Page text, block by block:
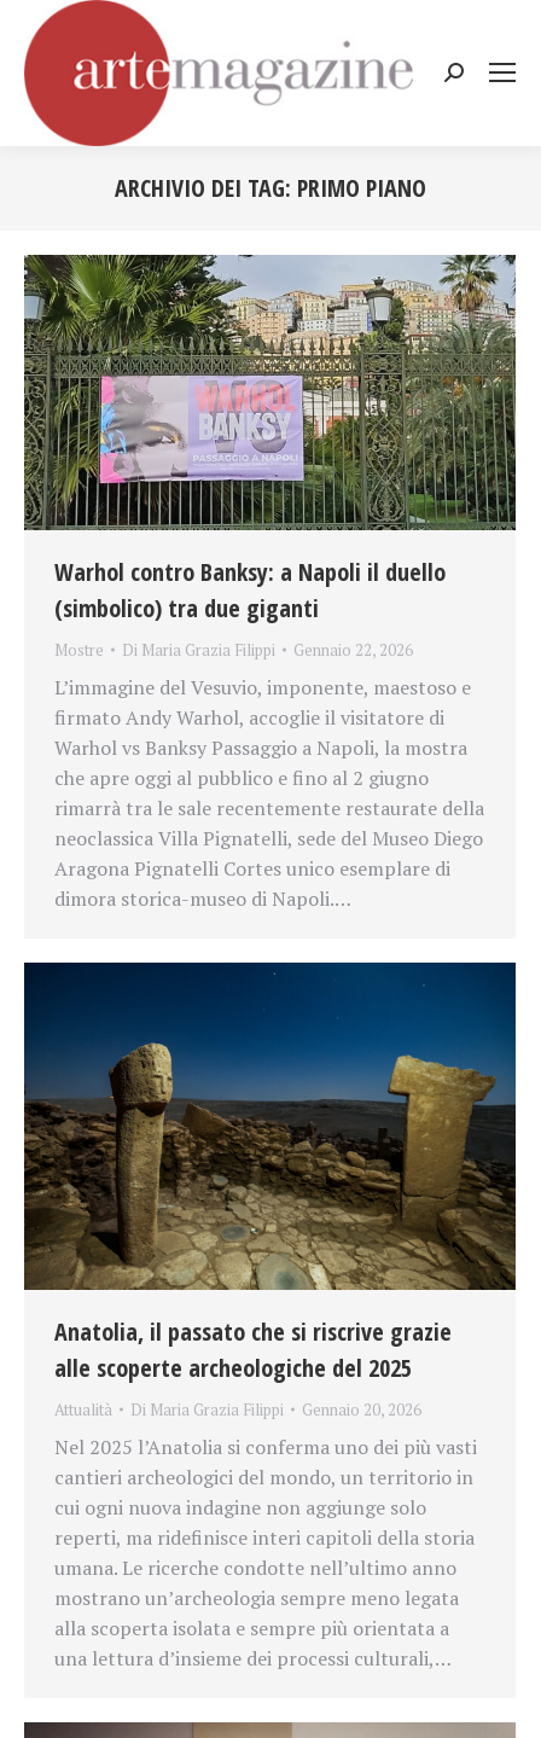
Cerca:
ARCHIVIO DEI TAG: PRIMO PIANO
Warhol contro Banksy: a Napoli il duello
(simbolico) tra due giganti
Mostre Di Maria Grazia Filippi Gennaio 22, 2026
L’immagine del Vesuvio, imponente, maestoso e
firmato Andy Warhol, accoglie il visitatore di
Warhol vs Banksy Passaggio a Napoli, la mostra
che apre oggi al pubblico e fino al 2 giugno
rimarrà tra le sale recentemente restaurate della
neoclassica Villa Pignatelli, sede del Museo Diego
Aragona Pignatelli Cortes unico esemplare di
dimora storica-museo di Napoli.…
Anatolia, il passato che si riscrive grazie
alle scoperte archeologiche del 2025
Attualità Di Maria Grazia Filippi Gennaio 20, 2026
Nel 2025 l’Anatolia si conferma uno dei più vasti
cantieri archeologici del mondo, un territorio in
cui ogni nuova indagine non aggiunge solo
reperti, ma ridefinisce interi capitoli della storia
umana. Le ricerche condotte nell’ultimo anno
mostrano un’archeologia sempre meno legata
alla scoperta isolata e sempre più orientata a
una lettura d’insieme dei processi culturali,…